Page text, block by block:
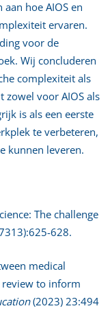
hoe AIOS en
ervaren.
voor de
Wij concluderen
complexiteit als
voor AIOS als
is als een eerste
te verbeteren,
kunnen leveren.
The challenge
628.
medical
review to inform
(2023) 23:494